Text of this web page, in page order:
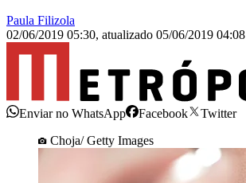
Paula Filizola
02/06/2019 05:30, atualizado 05/06/2019 04:08
Enviar no WhatsApp Facebook
Twitter
Choja/ Getty Images